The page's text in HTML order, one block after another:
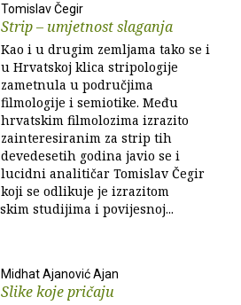
Tomislav Čegir
Strip – umjetnost slaganja
Kao i u drugim zemljama tako se i
u Hrvatskoj klica stripologije
zametnula u područjima
filmologije i semiotike. Među
hrvatskim filmolozima izrazito
zainteresiranim za strip tih
devedesetih godina javio se i
lucidni analitičar Tomislav Čegir
koji se odlikuje je izrazitom
studijima i povijesnoj...
Midhat Ajanović Ajan
Slike koje pričaju